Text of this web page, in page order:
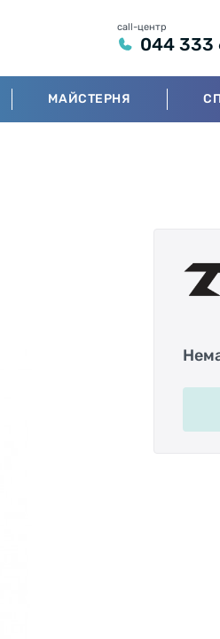
call-центр
044 333
МАЙСТЕРНЯ